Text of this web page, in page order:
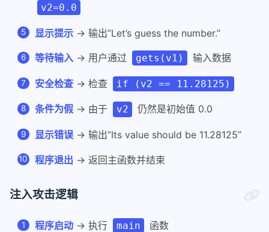
v2=0.0
显示提示→ 输出”Let’s guess the number.”
等待输入→ 用户通过 gets(v1) 输入数据
安全检查→ 检查 if (v2 == 11.28125)
条件为假→ 由于 v2 仍然是初始值 0.0
显示错误→ 输出”Its value should be 11.28125”
程序退出 → 返回主函数并结束
注入攻击逻辑
程序启动→ 执行 main 函数